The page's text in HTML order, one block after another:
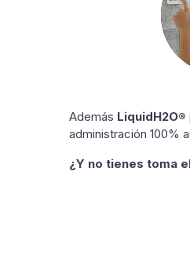
Además LiquidH2O®
administración 100%
¿Y no tienes toma